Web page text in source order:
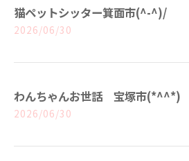
猫ペットシッター箕面市(^-^)/
2026/06/30
わんちゃんお世話 宝塚市(*^^*)
2026/06/30